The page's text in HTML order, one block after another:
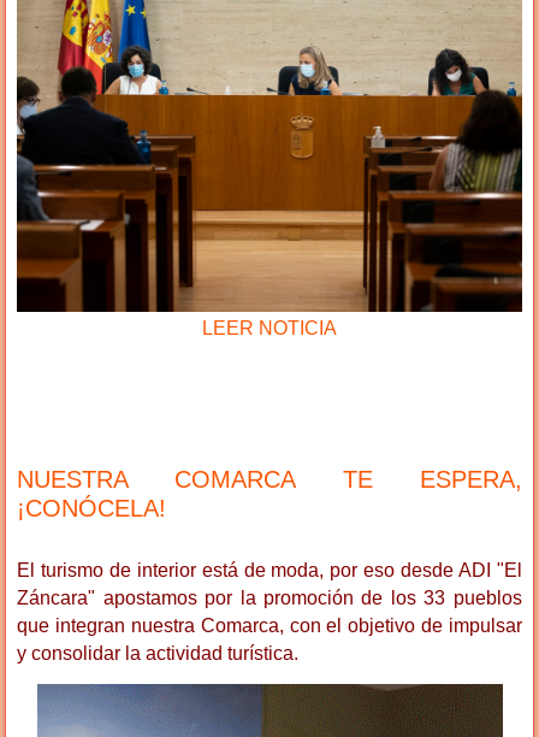
LEER NOTICIA
NUESTRA COMARCA TE ESPERA,
¡CONÓCELA!
El turismo de interior está de moda, por eso desde ADI "El
Záncara" apostamos por la promoción de los 33 pueblos
que integran nuestra Comarca, con el objetivo de impulsar
y consolidar la actividad turística.